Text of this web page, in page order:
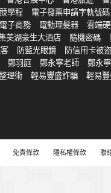
學程 電子發票申請字軌號碼
電子商務 電動理髮器 雲端
美湖豪生大酒店 隨機密碼
防藍光眼鏡 防信用卡被盗
鄭羽庭 鄭永寧老師 鄭永寧
理術 輕易豐盛詐騙 輕易
免責條款 隱私權條款 聯